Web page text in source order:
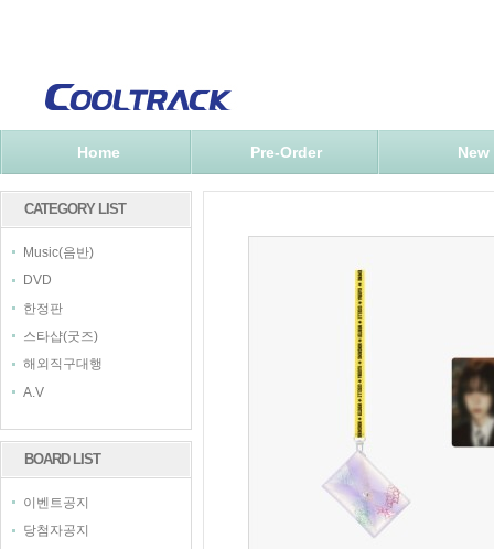
Home Pre-Order New
CATEGORY LIST
Music(음반)
DVD
한정판
스타샵(굿즈)
해외직구대행
A.V
BOARD LIST
이벤트공지
당첨자공지